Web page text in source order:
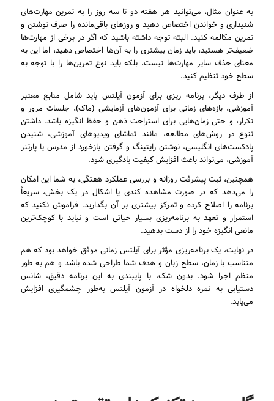
به عنوان مثال، می‌توانید هر هفته دو تا سه روز را به تمرین مهارت‌های
شنیداری و خواندن اختصاص دهید و روزهای باقی‌مانده را صرف نوشتن و
تمرین مکالمه کنید. البته توجه داشته باشید که اگر در برخی از مهارت‌ها
ضعیف‌تر هستید، باید زمان بیشتری را به آن‌ها اختصاص دهید، اما این به
معنای حذف سایر مهارت‌ها نیست، بلکه باید نوع تمرین‌ها را با توجه به
سطح خود تنظیم کنید.
از طرف دیگر، برنامه ریزی برای آزمون آیلتس باید شامل منابع معتبر
آموزشی، بازه‌های زمانی برای آزمون‌های آزمایشی (ماک)، جلسات مرور و
تکرار، و حتی زمان‌هایی برای استراحت ذهن و حفظ انگیزه باشد. داشتن
تنوع در روش‌های مطالعه، مانند تماشای ویدیوهای آموزشی، شنیدن
پادکست‌های انگلیسی، نوشتن رایتینگ و گرفتن بازخورد از مدرس یا پارتنر
آموزشی، می‌تواند باعث افزایش کیفیت یادگیری شود.
همچنین، ثبت پیشرفت روزانه و بررسی عملکرد هفتگی، به شما این امکان
را می‌دهد که در صورت مشاهده کندی یا اشکال در یک بخش، سریعاً
برنامه را اصلاح کرده و تمرکز بیشتری بر آن بگذارید. فراموش نکنید که
استمرار و تعهد به برنامه‌ریزی بسیار حیاتی است و نباید با کوچک‌ترین
مانعی انگیزه خود را از دست بدهید.
در نهایت، یک برنامه‌ریزی مؤثر برای آیلتس زمانی موفق خواهد بود که هم
متناسب با زمان، سطح زبان و هدف شما طراحی شده باشد و هم به طور
منظم اجرا شود. بدون شک، با پایبندی به این برنامه دقیق، شانس
دستیابی به نمره دلخواه در آزمون آیلتس به‌طور چشمگیری افزایش
می‌یابد.